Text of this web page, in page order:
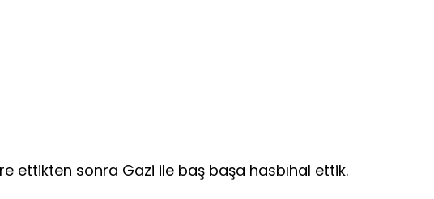
ettikten sonra Gazi ile baş başa hasbıhal ettik.